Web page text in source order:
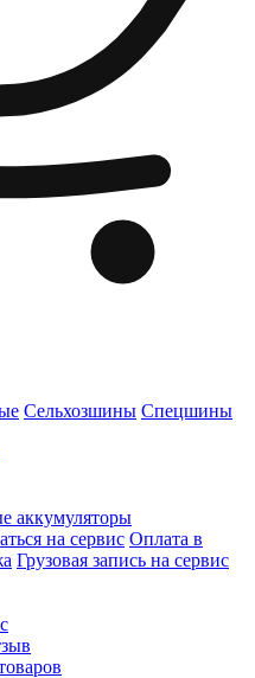
Сельхозшины Спецшины
аккумуляторы
на сервис Оплата в
Грузовая запись на сервис